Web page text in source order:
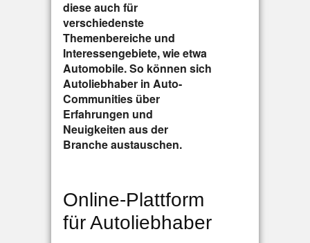
diese auch für
verschiedenste
Themenbereiche und
Interessengebiete, wie etwa
Automobile. So können sich
Autoliebhaber in Auto-
Communities über
Erfahrungen und
Neuigkeiten aus der
Branche austauschen.
Online-Plattform
für Autoliebhaber